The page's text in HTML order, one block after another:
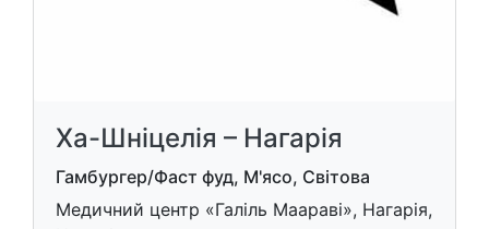
Ха-Шніцелія – Нагарія
Гамбургер/Фаст фуд, М'ясо, Світова
Медичний центр «Галіль Маараві», Нагарія,